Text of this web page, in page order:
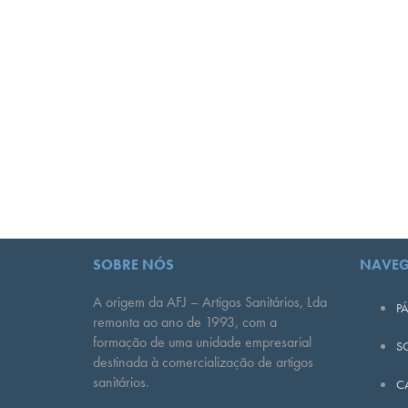
SOBRE NÓS
A origem da AFJ – Artigos Sanitários, Lda
remonta ao ano de 1993, com a
formação de uma unidade empresarial
destinada à comercialização de artigos
sanitários.